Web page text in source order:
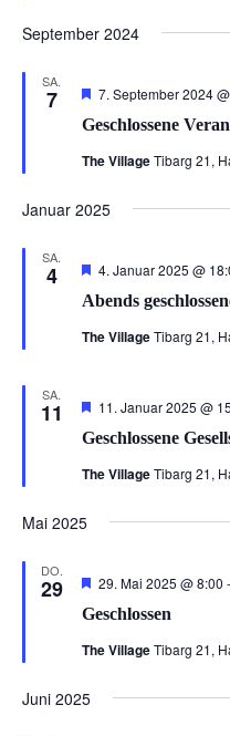
September 2024
SA.
7
Geschlossene
Hervorgehoben
7. September 2024
The VillageTibarg 21,
Januar 2025
SA.
4
Abends
Hervorgehoben
4. Januar 2025 @
The VillageTibarg 21,
SA.
11
Geschlossene
Hervorgehoben
11. Januar 2025 @
The VillageTibarg 21,
Mai 2025
DO.
29
Geschlossen
Hervorgehoben
29. Mai 2025 @ 8:00 -
The VillageTibarg 21,
Juni 2025